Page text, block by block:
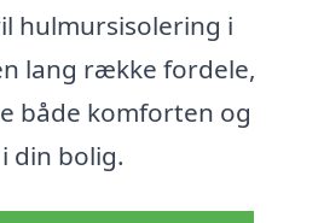
hulmursisolering i
lang række fordele,
både komforten og
din bolig.